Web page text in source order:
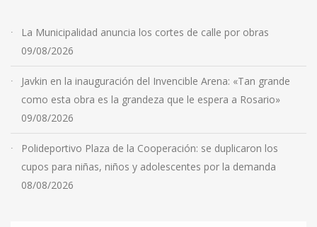
La Municipalidad anuncia los cortes de calle por obras
09/08/2026
Javkin en la inauguración del Invencible Arena: «Tan grande
como esta obra es la grandeza que le espera a Rosario»
09/08/2026
Polideportivo Plaza de la Cooperación: se duplicaron los
cupos para niñas, niños y adolescentes por la demanda
08/08/2026